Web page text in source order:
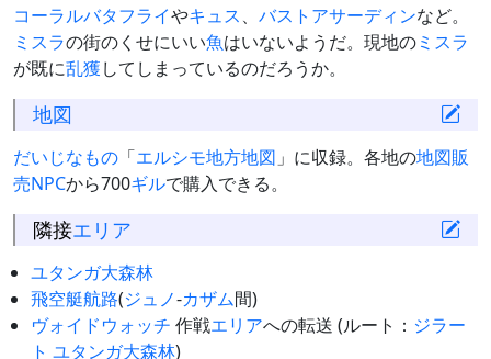
コーラルバタフライやキュス、 バストアサーディンなど。
ミスラの街のくせにいい魚はいないようだ。現地のミスラ
が既に乱獲してしまっているのだろうか。
地図
だいじなもの 「エルシモ地方地図 」に収録。各地の地図販
売NPCから700ギルで購入できる。
隣接エリア
ユタンガ大森林
飛空艇航路(ジュノ-カザム間)
ヴォイドウォッチ 作戦エリアへの転送 (ルート： ジラー
ト ユタンガ大森林)